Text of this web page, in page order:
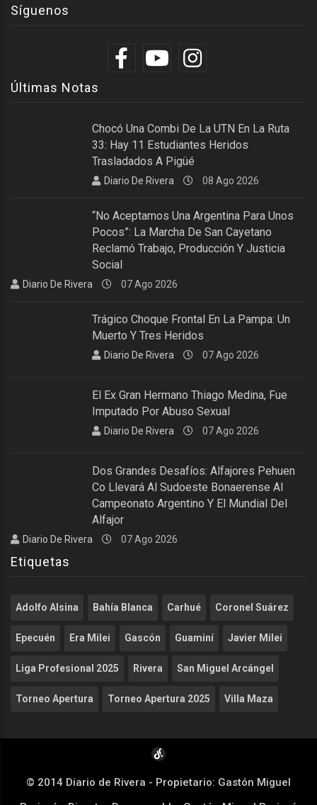
Síguenos
Últimas Notas
Chocó Una Combi De La UTN En La Ruta
33: Hay 11 Estudiantes Heridos
Trasladados A Pigüé
Diario De Rivera 08 Ago 2026
“No Aceptamos Una Argentina Para Unos
Pocos”: La Marcha De San Cayetano
Reclamó Trabajo, Producción Y Justicia
Social
Diario De Rivera 07 Ago 2026
Trágico Choque Frontal En La Pampa: Un
Muerto Y Tres Heridos
Diario De Rivera 07 Ago 2026
El Ex Gran Hermano Thiago Medina, Fue
Imputado Por Abuso Sexual
Diario De Rivera 07 Ago 2026
Dos Grandes Desafíos: Alfajores Pehuen
Co Llevará Al Sudoeste Bonaerense Al
Campeonato Argentino Y El Mundial Del
Alfajor
Diario De Rivera 07 Ago 2026
Etiquetas
Adolfo Alsina Bahía Blanca Carhué Coronel Suárez
Epecuén Era Milei Gascón Guaminí Javier Milei
Liga Profesional 2025 Rivera San Miguel Arcángel
Torneo Apertura Torneo Apertura 2025 Villa Maza
© 2014 Diario de Rivera - Propietario: Gastón Miguel